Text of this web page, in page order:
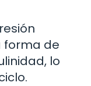
forma de
lo